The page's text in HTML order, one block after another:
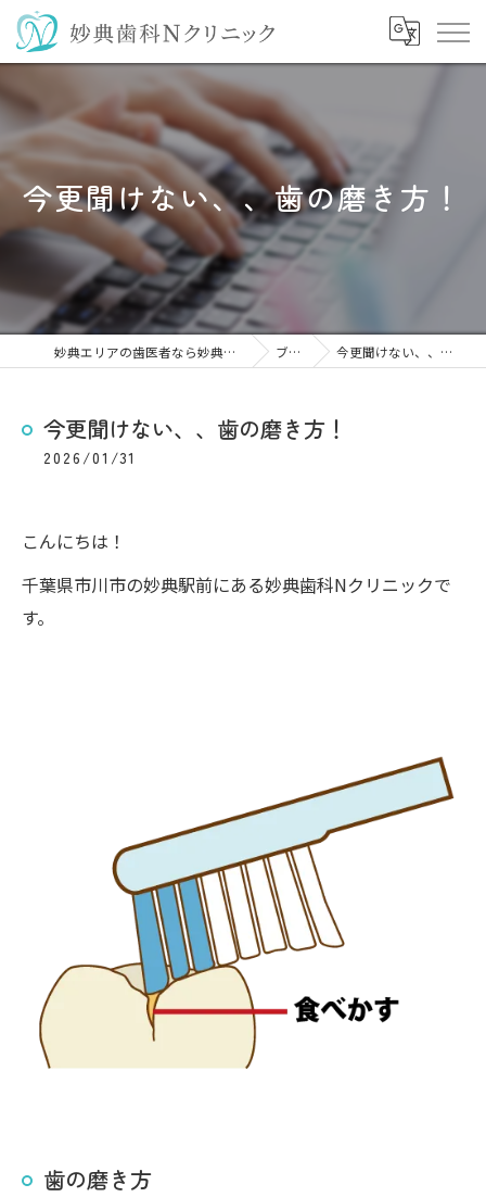
今更聞けない、、歯の磨き方！
妙典エリアの歯医者なら妙典歯科Nクリニック ブログ 今更聞けない、、歯の磨き方！
今更聞けない、、歯の磨き方！
2026/01/31
こんにちは！
千葉県市川市の妙典駅前にある妙典歯科Nクリニックで
す。
歯の磨き方